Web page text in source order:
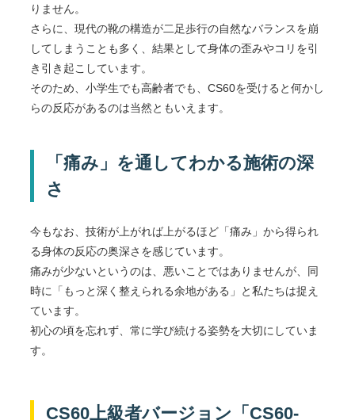
りません。
さらに、現代の靴の構造が二足歩行の自然なバランスを崩
してしまうことも多く、結果として身体の歪みやコリを引
き引き起こしています。
そのため、小学生でも高齢者でも、CS60を受けると何かし
らの反応があるのは当然ともいえます。
「痛み」を通してわかる施術の深
さ
今もなお、技術が上がれば上がるほど「痛み」から得られ
る身体の反応の奥深さを感じています。
痛みが少ないというのは、悪いことではありませんが、同
時に「もっと深く整えられる余地がある」と私たちは捉え
ています。
初心の頃を忘れず、常に学び続ける姿勢を大切にしていま
す。
CS60上級者バージョン「CS60-